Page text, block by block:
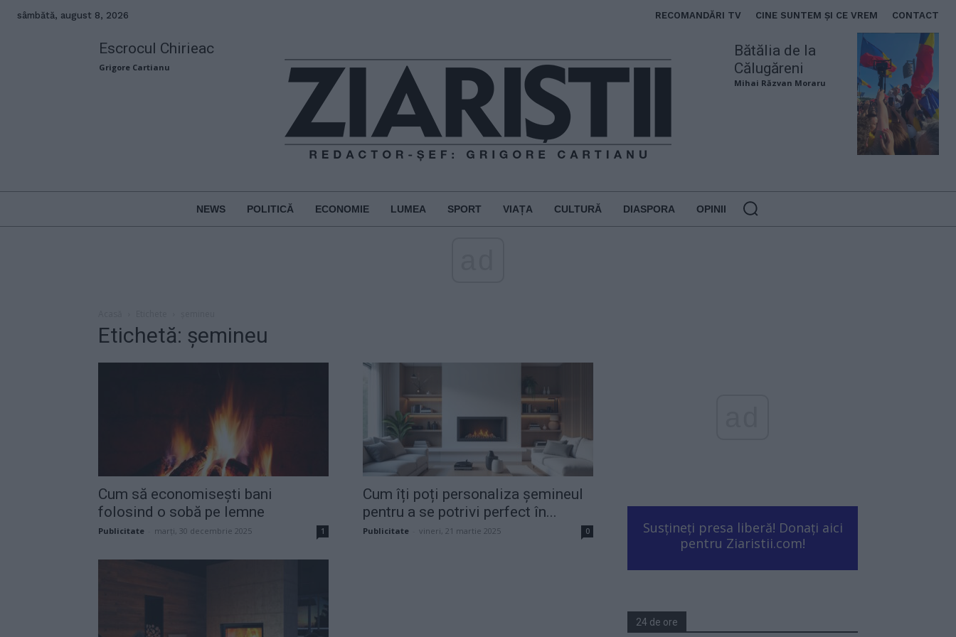
sâmbătă, august 8, 2026 RECOMANDĂRI TV CINE SUNTEM ȘI CE VREM CONTACT
Escrocul Chirieac
Grigore Cartianu
Bătălia de la
Călugăreni
Mihai Răzvan Moraru
NEWS POLITICĂ ECONOMIE LUMEA SPORT VIAȚA CULTURĂ DIASPORA OPINII
Etichetă: șemineu
Cum să economisești bani
folosind o sobă pe lemne
Publicitate marți, 30 decembrie 2025 1
Cum îți poți personaliza șemineul
pentru a se potrivi perfect în...
Publicitate vineri, 21 martie 2025 0
Susțineți presa liberă! Donați aici
pentru Ziaristii.com!
24 de ore